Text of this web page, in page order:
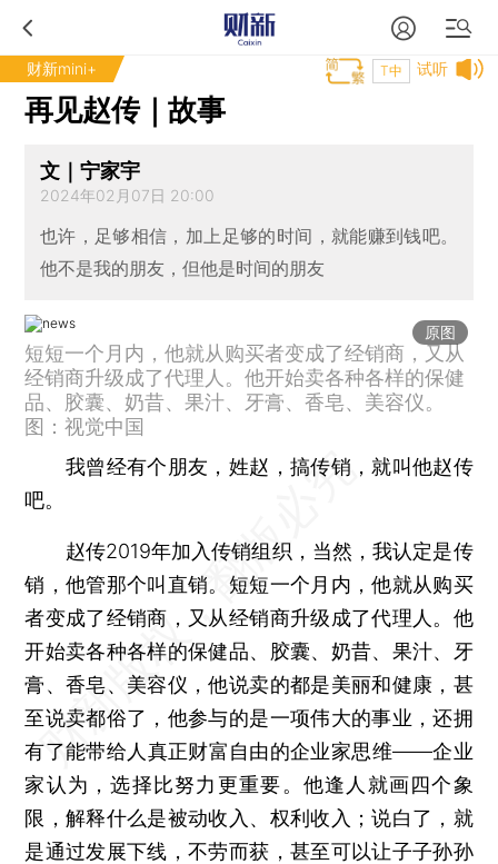
财新mini+ 试听
T中
再见赵传｜故事
文｜宁家宇
2024年02月07日 20:00
也许，足够相信，加上足够的时间，就能赚到钱吧。
他不是我的朋友，但他是时间的朋友
原图
短短一个月内，他就从购买者变成了经销商，又从
经销商升级成了代理人。他开始卖各种各样的保健
品、胶囊、奶昔、果汁、牙膏、香皂、美容仪。
图：视觉中国
我曾经有个朋友，姓赵，搞传销，就叫他赵传
吧。
赵传2019年加入传销组织，当然，我认定是传
销，他管那个叫直销。短短一个月内，他就从购买
者变成了经销商，又从经销商升级成了代理人。他
开始卖各种各样的保健品、胶囊、奶昔、果汁、牙
膏、香皂、美容仪，他说卖的都是美丽和健康，甚
至说卖都俗了，他参与的是一项伟大的事业，还拥
有了能带给人真正财富自由的企业家思维——企业
家认为，选择比努力更重要。他逢人就画四个象
限，解释什么是被动收入、权利收入；说白了，就
是通过发展下线，不劳而获，甚至可以让子子孙孙